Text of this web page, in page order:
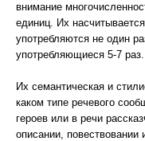
внимание
единиц. Их
употребляются не один
употребляющиеся 5-7 раз.
Их семантическая и
каком типе речевого
героев или в речи
описании, повествовании